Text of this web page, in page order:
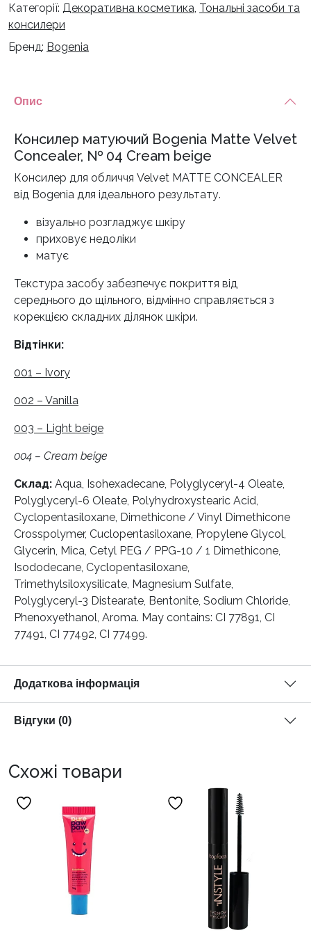
-
04
кількість
Категорії: Декоративна косметика, Тональні засоби та
консилери
Бренд: Bogenia
Опис
Консилер матуючий Bogenia Matte Velvet
Concealer, № 04 Cream beige
Консилер для обличчя Velvet MATTE CONCEALER
від Bogenia для ідеального результату.
візуально розгладжує шкіру
приховує недоліки
матує
Текстура засобу забезпечує покриття від
середнього до щільного, відмінно справляється з
корекцією складних ділянок шкіри.
Відтінки:
001 – Ivory
002 – Vanilla
003 – Light beige
004 – Cream beige
Склад: Aqua, Isohexadecane, Polyglyceryl-4 Oleate,
Polyglyceryl-6 Oleate, Polyhydroxystearic Acid,
Cyclopentasiloxane, Dimethicone / Vinyl Dimethicone
Crosspolymer, Cuclopentasiloxane, Propylene Glycol,
Glycerin, Mica, Cetyl PEG / PPG-10 / 1 Dimethicone,
Isododecane, Cyclopentasiloxane,
Trimethylsiloxysilicate, Magnesium Sulfate,
Polyglyceryl-3 Distearate, Bentonite, Sodium Chloride,
Phenoxyethanol, Aroma. May contains: CI 77891, CI
77491, CI 77492, CI 77499.
Додаткова інформація
Відгуки (0)
Схожі товари